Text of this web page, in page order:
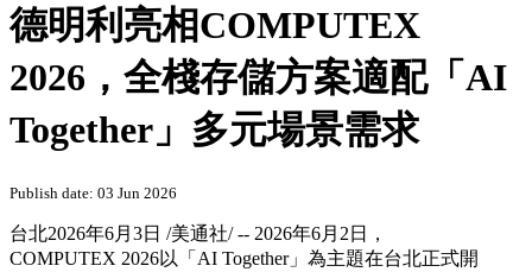
德明利亮相COMPUTEX
2026，全棧存儲方案適配「AI
Together」多元場景需求
Publish date: 03 Jun 2026
台北2026年6月3日 /美通社/ -- 2026年6月2日，
COMPUTEX 2026以「AI Together」為主題在台北正式開